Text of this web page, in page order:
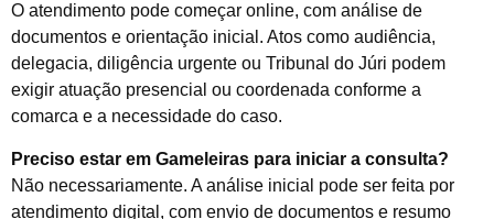
O atendimento pode começar online, com análise de
documentos e orientação inicial. Atos como audiência,
delegacia, diligência urgente ou Tribunal do Júri podem
exigir atuação presencial ou coordenada conforme a
comarca e a necessidade do caso.
Preciso estar em Gameleiras para iniciar a consulta?
Não necessariamente. A análise inicial pode ser feita por
atendimento digital, com envio de documentos e resumo